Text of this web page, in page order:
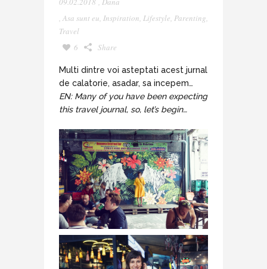
, Asa sunt eu, Inspiration, Lifestyle, Parenting,
Travel
6
Share
Multi dintre voi asteptati acest jurnal
de calatorie, asadar, sa incepem…
EN: Many of you have been expecting
this travel journal, so, let’s begin…